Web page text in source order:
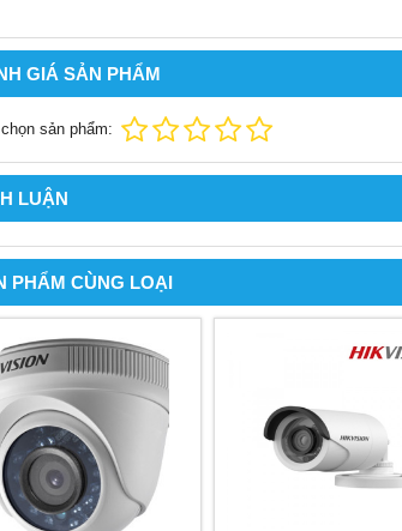
GIÁ SẢN PHẨM
sản phẩm:
LUẬN
PHẨM CÙNG LOẠI